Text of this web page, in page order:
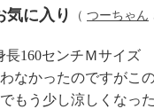
）
系ドライクリーニング
）】
気に入り （ つーちゃん
160センチＭサイズ
なかったのですがこ
もう少し涼しくなっ